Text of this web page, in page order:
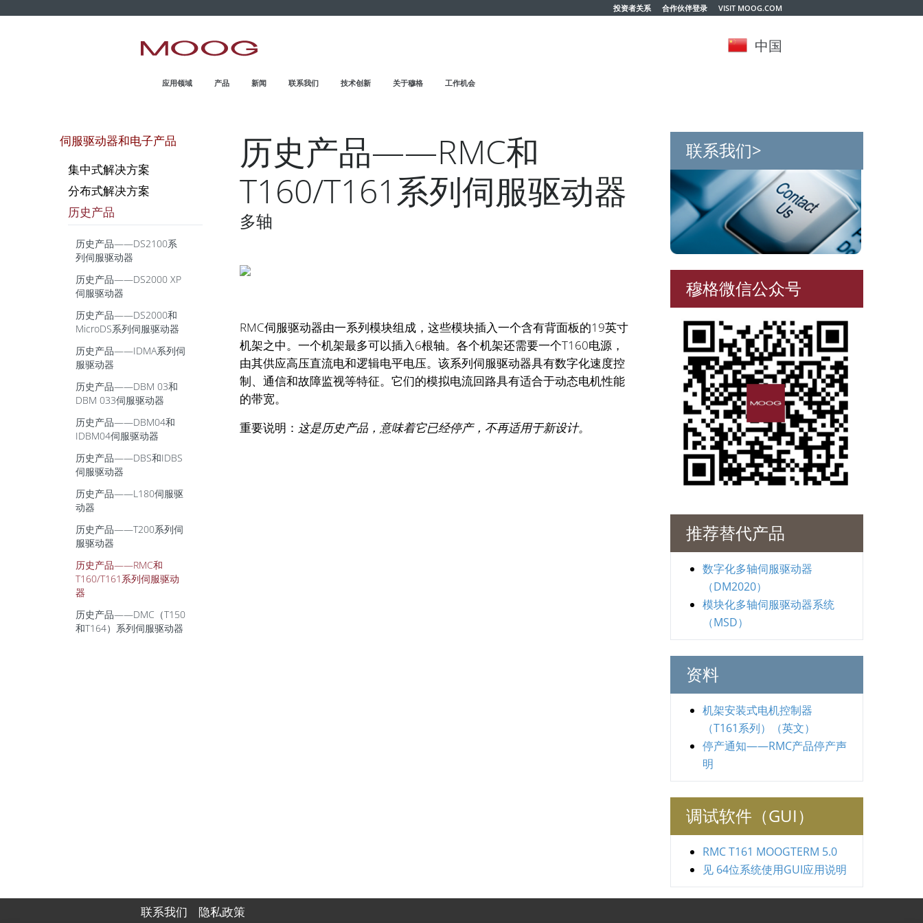
投资者关系 合作伙伴登录
VISIT MOOG.COM
中国
应用领域 产品 新闻 联系我们 技术创新 关于穆格 工作机会
伺服驱动器和电子产品
集中式解决方案
分布式解决方案
历史产品
历史产品——DS2100系
列伺服驱动器
历史产品——DS2000 XP
伺服驱动器
历史产品——DS2000和
MicroDS系列伺服驱动器
历史产品——IDMA系列伺
服驱动器
历史产品——DBM 03和
DBM 033伺服驱动器
历史产品——DBM04和
IDBM04伺服驱动器
历史产品——DBS和IDBS
伺服驱动器
历史产品——L180伺服驱
动器
历史产品——T200系列伺
服驱动器
历史产品——RMC和
T160/T161系列伺服驱动
器
历史产品——DMC（T150
和T164）系列伺服驱动器
历史产品——RMC和
T160/T161系列伺服驱动器
多轴
RMC伺服驱动器由一系列模块组成，这些模块插入一个含有背面板的19英寸
机架之中。一个机架最多可以插入6根轴。各个机架还需要一个T160电源，
由其供应高压直流电和逻辑电平电压。该系列伺服驱动器具有数字化速度控
制、通信和故障监视等特征。它们的模拟电流回路具有适合于动态电机性能
的带宽。
重要说明： 这是历史产品，意味着它已经停产，不再适用于新设计。
联系我们>
穆格微信公众号
推荐替代产品
数字化多轴伺服驱动器
（DM2020）
模块化多轴伺服驱动器系统
（MSD）
资料
机架安装式电机控制器
（T161系列）（英文）
停产通知——RMC产品停产声
明
调试软件（GUI）
RMC T161 MOOGTERM 5.0
见 64位系统使用GUI应用说明
联系我们 隐私政策